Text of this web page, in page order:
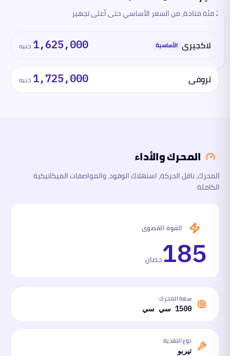
الفئات
هذا
القسم
المحرك
والأداء
السلامة
والتقنية
وما
2 فئة متاحة، من السعر الأساسي حتى أعلى تجهيز
لاكجيري الأساسية 1,625,000 جنيه
تروفي 1,725,000 جنيه
المحرك والأداء
المحرك، ناقل الحركة، استهلاك الوقود، والمواصفات الميكانيكية
الكاملة
القوة القصوى
185حصان
سعة المحرك
1500 سي سي
نوع التغذية
تيربو